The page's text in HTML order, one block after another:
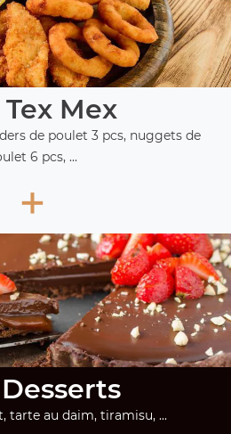
Tex Mex
de poulet 3 pcs, nuggets de
6 pcs, ...
+
tarte au daim, tiramisu, ...